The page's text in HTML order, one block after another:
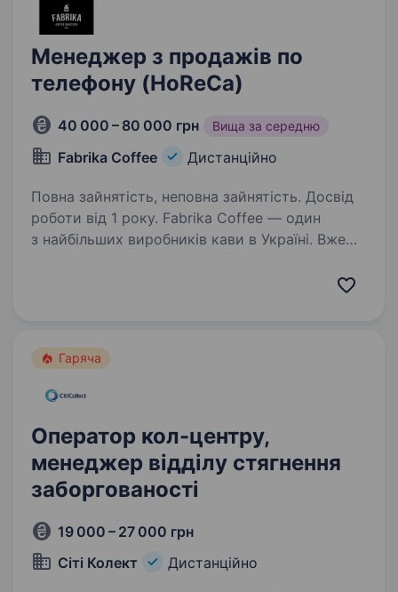
Менеджер з продажів по
телефону (HoReCa)
40 000 – 80 000 грн Вища за середню
Fabrika Coffee Дистанційно
Повна зайнятість, неповна зайнятість. Досвід
роботи від 1 року. Fabrika Coffee — один
з найбільших виробників кави в Україні. Вже
Гаряча
Оператор кол-центру,
менеджер відділу стягнення
заборгованості
19 000 – 27 000 грн
Сіті Колект
Дистанційно